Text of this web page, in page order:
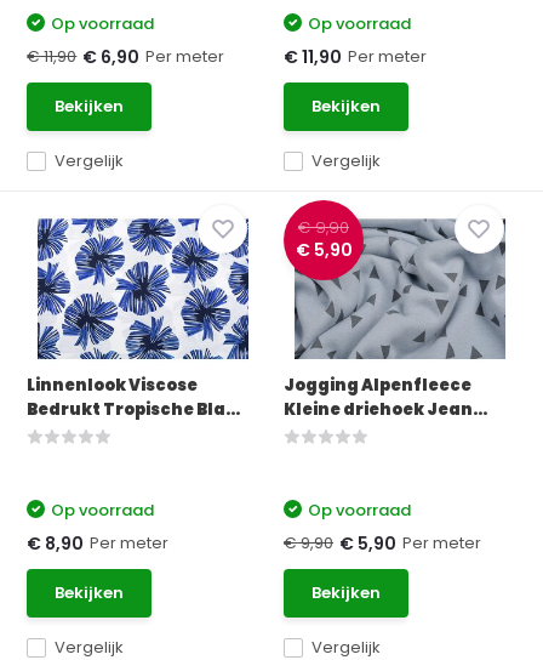
Vergelijk
Op voorraad
€ 11,90 € 6,90 Per meter
Bekijken
Vergelijk
Op voorraad
€ 11,90 Per meter
Bekijken
Linnenlook Viscose
Bedrukt Tropische Bla...
Vergelijk
Op voorraad
€ 8,90 Per meter
Bekijken
€ 9,90
€ 5,90
Jogging Alpenfleece
Kleine driehoek Jean...
Vergelijk
Op voorraad
€ 9,90 € 5,90 Per meter
Bekijken